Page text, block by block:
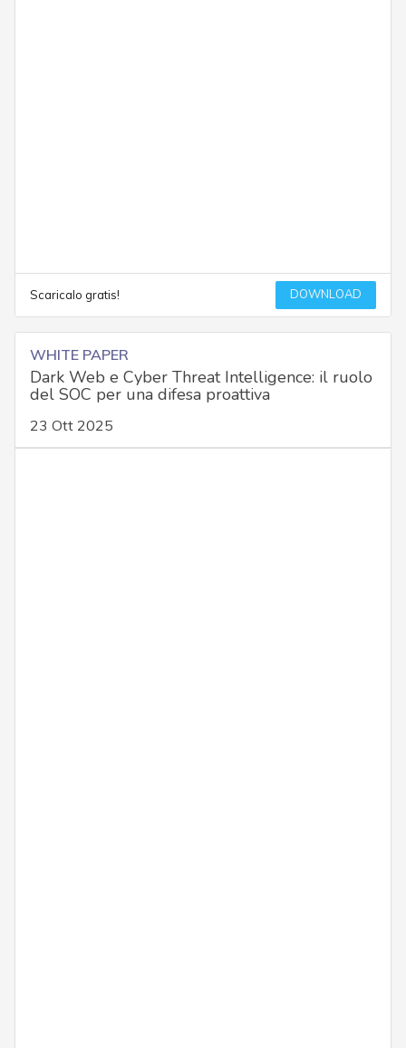
Scaricalo gratis! DOWNLOAD
WHITE PAPER
Dark Web e Cyber Threat Intelligence: il ruolo
del SOC per una difesa proattiva
23 Ott 2025